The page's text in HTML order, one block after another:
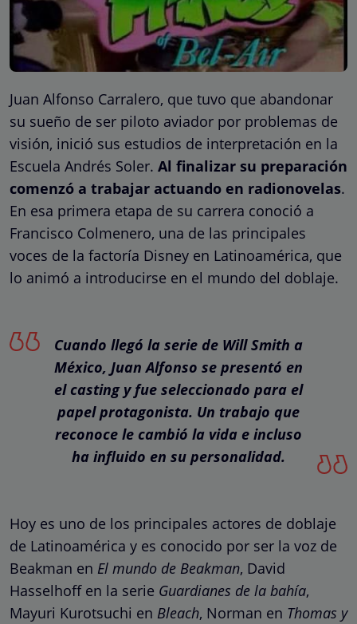
Juan Alfonso Carralero, que tuvo que abandonar
su sueño de ser piloto aviador por problemas de
visión, inició sus estudios de interpretación en la
Escuela Andrés Soler. Al finalizar su preparación
comenzó a trabajar actuando en radionovelas.
En esa primera etapa de su carrera conoció a
Francisco Colmenero, una de las principales
voces de la factoría Disney en Latinoamérica, que
lo animó a introducirse en el mundo del doblaje.
Cuando llegó la serie de Will Smith a
México, Juan Alfonso se presentó en
el casting y fue seleccionado para el
papel protagonista. Un trabajo que
reconoce le cambió la vida e incluso
ha influido en su personalidad.
Hoy es uno de los principales actores de doblaje
de Latinoamérica y es conocido por ser la voz de
Beakman en El mundo de Beakman, David
Hasselhoff en la serie Guardianes de la bahía,
Mayuri Kurotsuchi en Bleach, Norman en Thomas y